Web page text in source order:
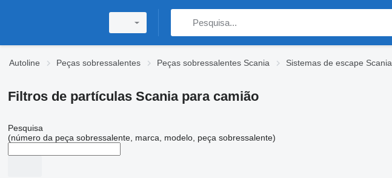
Autoline Peças sobressalentes Peças sobressalentes Scania Sistemas de escape Scania
Filtros de partículas Scania para camião
Pesquisa
(número da peça sobressalente, marca, modelo, peça sobressalente)